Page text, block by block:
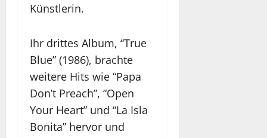
Künstlerin.
Ihr drittes Album, “True
Blue” (1986), brachte
weitere Hits wie “Papa
Don’t Preach”, “Open
Your Heart” und “La Isla
Bonita” hervor und